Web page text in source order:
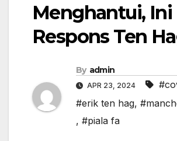
Menghantui, Ini
Respons Ten
By admin
APR 23, 2024
#erik ten hag,
, #piala fa